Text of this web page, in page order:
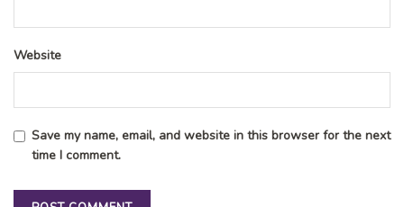
Website
Save my name, email, and website in this browser for the next
time I comment.